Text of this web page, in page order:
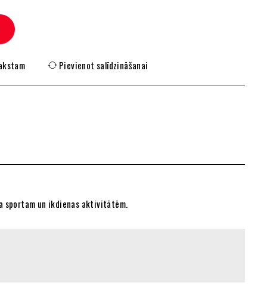
Pievienot salīdzināšanai
sportam un ikdienas aktivitātēm.